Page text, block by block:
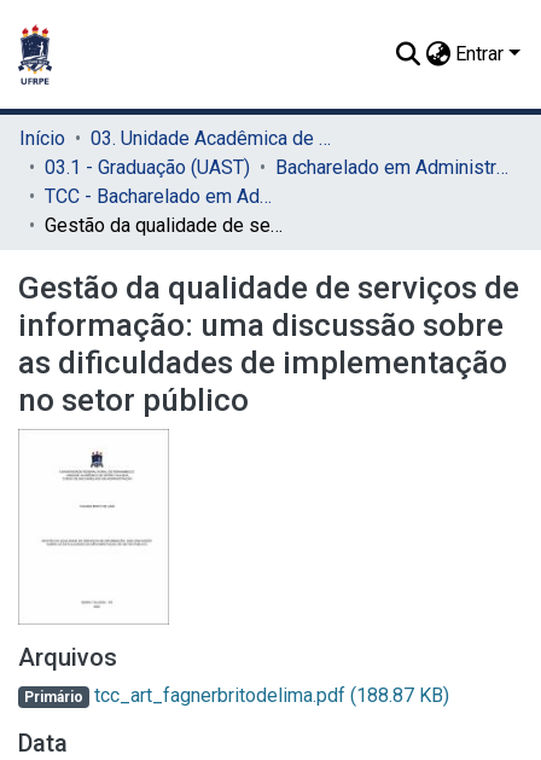
Entrar
Início
03. Unidade Acadêmica de Serra Talhada (UAST)
03.1 - Graduação (UAST)
Bacharelado em Administração (UAST)
TCC - Bacharelado em Administração (UAST)
Gestão da qualidade de serviços de informação: uma discussão sobre as dificuldades de implementação no setor público
Gestão da qualidade de serviços de
informação: uma discussão sobre
as dificuldades de implementação
no setor público
Arquivos
Primário tcc_art_fagnerbritodelima.pdf (188.87 KB)
Data